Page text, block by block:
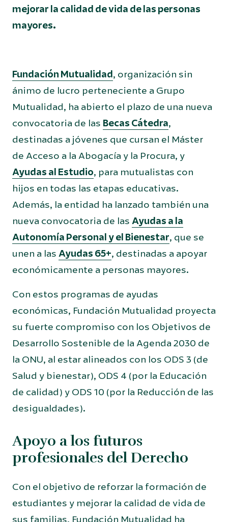
mejorar la calidad de vida de las personas
mayores.
Fundación Mutualidad, organización sin
ánimo de lucro perteneciente a Grupo
Mutualidad, ha abierto el plazo de una nueva
convocatoria de las Becas Cátedra,
destinadas a jóvenes que cursan el Máster
de Acceso a la Abogacía y la Procura, y
Ayudas al Estudio, para mutualistas con
hijos en todas las etapas educativas.
Además, la entidad ha lanzado también una
nueva convocatoria de las Ayudas a la
Autonomía Personal y el Bienestar, que se
unen a las Ayudas 65+, destinadas a apoyar
económicamente a personas mayores.
Con estos programas de ayudas
económicas, Fundación Mutualidad proyecta
su fuerte compromiso con los Objetivos de
Desarrollo Sostenible de la Agenda 2030 de
la ONU, al estar alineados con los ODS 3 (de
Salud y bienestar), ODS 4 (por la Educación
de calidad) y ODS 10 (por la Reducción de las
desigualdades).
Apoyo a los futuros
profesionales del Derecho
Con el objetivo de reforzar la formación de
estudiantes y mejorar la calidad de vida de